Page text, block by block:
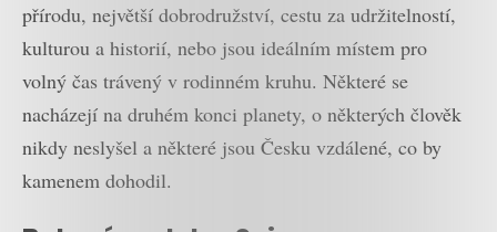
přírodu, největší dobrodružství, cestu za udržitelností,
kulturou a historií, nebo jsou ideálním místem pro
volný čas trávený v rodinném kruhu. Některé se
nacházejí na druhém konci planety, o některých člověk
nikdy neslyšel a některé jsou Česku vzdálené, co by
kamenem dohodil.